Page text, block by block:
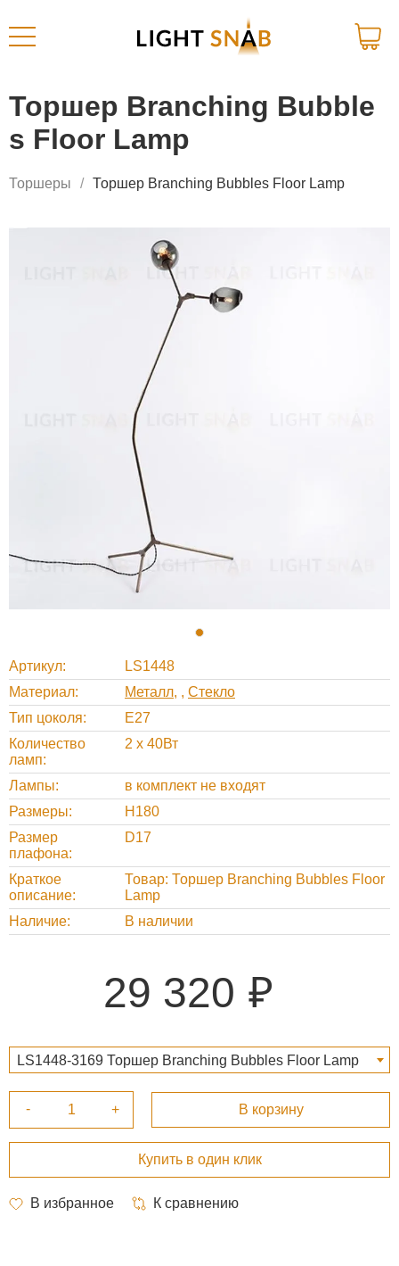
Торшер Branching Bubble
s Floor Lamp
Торшеры Торшер Branching Bubbles Floor Lamp
Артикул
LS1448
Материал
Металл , Стекло
Тип цоколя
E27
Количество
ламп
2 x 40Вт
Лампы
в комплект не входят
Размеры
H180
Размер
плафона
D17
Краткое
описание
Товар: Торшер Branching Bubbles Floor
Lamp
Наличие
В наличии
29 320
LS1448-3169 Торшер Branching Bubbles Floor Lamp